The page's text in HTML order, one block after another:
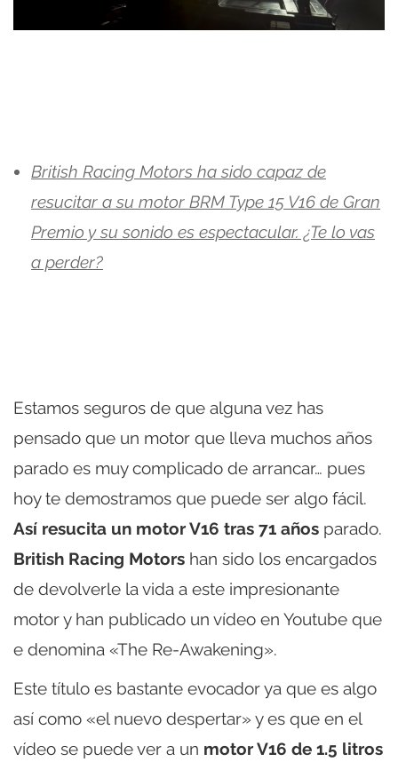
British Racing Motors ha sido capaz de
resucitar a su motor BRM Type 15 V16 de Gran
Premio y su sonido es espectacular. ¿Te lo vas
a perder?
Estamos seguros de que alguna vez has
pensado que un motor que lleva muchos años
parado es muy complicado de arrancar… pues
hoy te demostramos que puede ser algo fácil.
Así resucita un motor V16 tras 71 años parado.
British Racing Motors han sido los encargados
de devolverle la vida a este impresionante
motor y han publicado un vídeo en Youtube que
e denomina «The Re-Awakening».
Este título es bastante evocador ya que es algo
así como «el nuevo despertar» y es que en el
vídeo se puede ver a un motor V16 de 1.5 litros